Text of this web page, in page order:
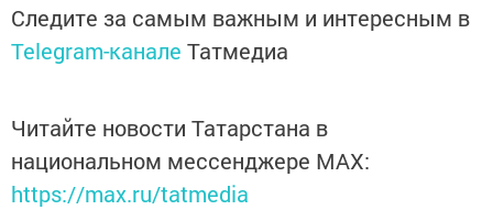
Следите за самым важным и интересным в
Telegram-канале Татмедиа
Читайте новости Татарстана в
национальном мессенджере MАХ:
https://max.ru/tatmedia